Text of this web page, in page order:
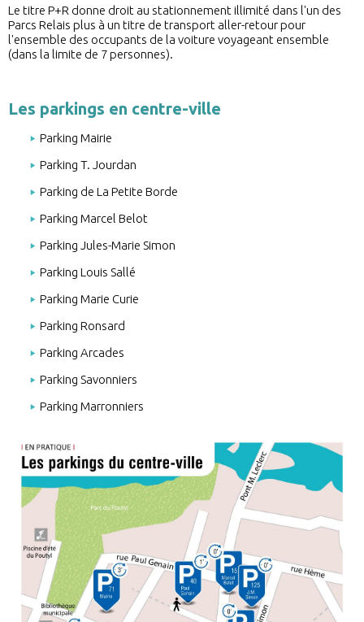
Le titre P+R donne droit au stationnement illimité dans l'un des
Parcs Relais plus à un titre de transport aller-retour pour
l'ensemble des occupants de la voiture voyageant ensemble
(dans la limite de 7 personnes).
Les parkings en centre-ville
Parking Mairie
Parking T. Jourdan
Parking de La Petite Borde
Parking Marcel Belot
Parking Jules-Marie Simon
Parking Louis Sallé
Parking Marie Curie
Parking Ronsard
Parking Arcades
Parking Savonniers
Parking Marronniers